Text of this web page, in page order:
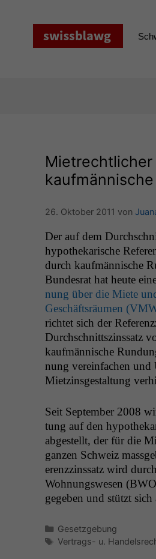
26. Oktober 2011 von
Der auf dem
hypothekarische
durch kaufmän­nis­che
Bun­desrat hat heute
nung über die Miete
Geschäft­sräu­men (
richtet sich der
Durch­schnittszinssatz
kaufmän­nis­che
nung vere­in­fachen und
Miet­zins­gestal­tung
Seit Sep­tem­ber 2008
tung auf den
abgestellt, der für die
ganzen Schweiz
erenzzinssatz wird
Woh­nungswe­sen (BWO
gegeben und stützt
Kategorien
Gesetzgebung
Schlagwörter
Vertrags- u.